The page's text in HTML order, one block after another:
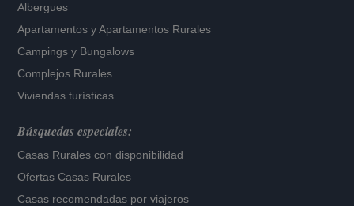
Albergues
Apartamentos yApartamentos Rurales
Campings y Bungalows
Complejos Rurales
Viviendas turísticas
Búsquedas especiales:
Casas Rurales con disponibilidad
Ofertas Casas Rurales
Casas recomendadas por viajeros